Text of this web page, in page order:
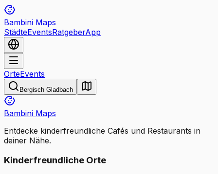
Bambini Maps
StädteEventsRatgeberApp
OrteEvents
Bergisch Gladbach
Bambini Maps
Entdecke kinderfreundliche Cafés und Restaurants in
deiner Nähe.
Kinderfreundliche Orte